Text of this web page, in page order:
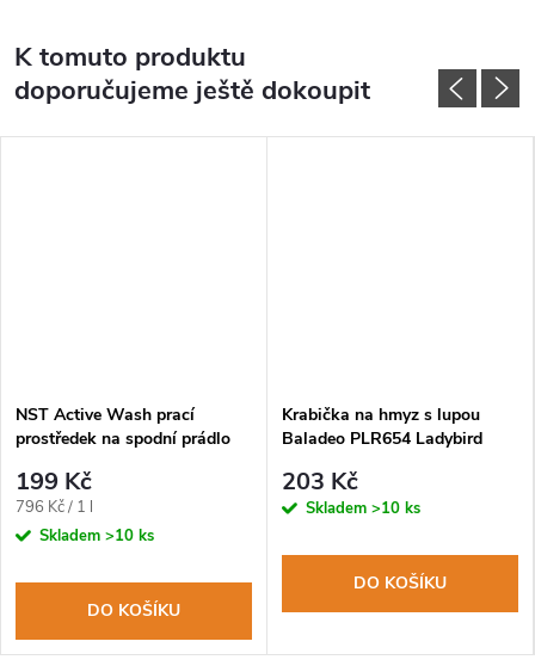
K tomuto produktu
doporučujeme ještě dokoupit
NST Active Wash prací
prostředek na spodní prádlo
199 Kč
Měrná
cena:
796 Kč / 1 l
Skladem >10 ks
DO KOŠÍKU
Krabička na hmyz s lupou
Baladeo PLR654 Ladybird
203 Kč
Skladem >10 ks
DO KOŠÍKU